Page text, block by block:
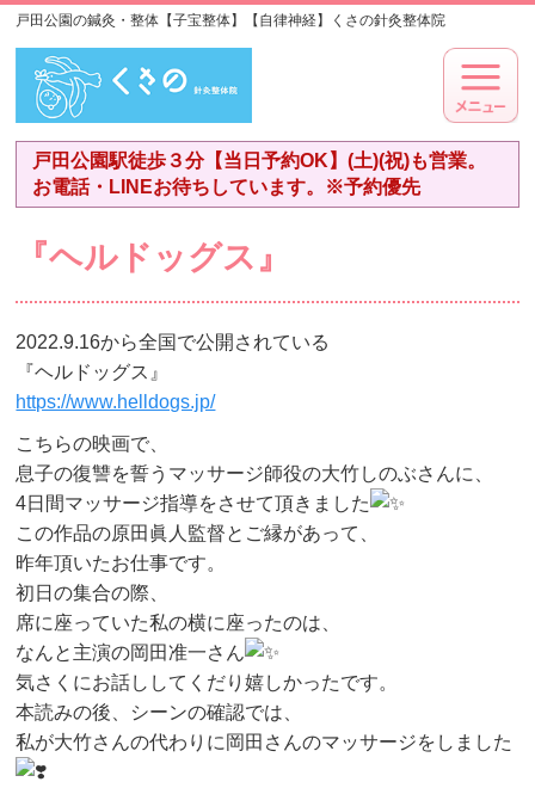
戸田公園の鍼灸・整体【子宝整体】【自律神経】くさの針灸整体院
戸田公園駅徒歩３分【当日予約OK】(土)(祝)も営業。
お電話・LINEお待ちしています。※予約優先
『ヘルドッグス』
2022.9.16から全国で公開されている
『ヘルドッグス』
https://www.helldogs.jp/
こちらの映画で、
息子の復讐を誓うマッサージ師役の大竹しのぶさんに、
4日間マッサージ指導をさせて頂きました
この作品の原田眞人監督とご縁があって、
昨年頂いたお仕事です。
初日の集合の際、
席に座っていた私の横に座ったのは、
なんと主演の岡田准一さん
気さくにお話ししてくだり嬉しかったです。
本読みの後、シーンの確認では、
私が大竹さんの代わりに岡田さんのマッサージをしました